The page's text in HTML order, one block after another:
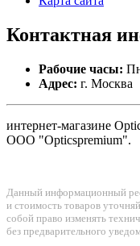
Контактная
Рабочие часы:
Адрес: г. Москва
интернет-магазине
ООО "Opticspremium".
Данный информационный
и стоимость товаров
собой право изменять
без предварительного